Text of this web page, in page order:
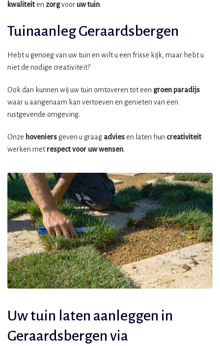
kwaliteiten zorgvoor uw tuin.
Tuinaanleg Geraardsbergen
Hebt u genoeg van uw tuin en wilt u een frisse kijk, maar hebt u
niet de nodige creativiteit?
Ook dan kunnen wij uw tuin omtoveren tot een groen paradijs
waar u aangenaam kan vertoeven en genieten van een
rustgevende omgeving.
Onze hoveniersgeven u graag adviesen laten hun creativiteit
werken metrespect voor uw wensen.
Uw tuin laten aanleggen in
Geraardsbergen via